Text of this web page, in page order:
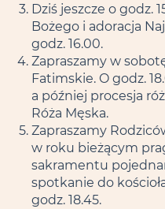
Dziś jeszcze o godz.
Bożego i adoracja
godz. 16.00.
Zapraszamy w
Fatimskie. O godz.
a później procesja
Róża Męska.
Zapraszamy
w roku bieżącym
sakramentu
spotkanie do
godz. 18.45.